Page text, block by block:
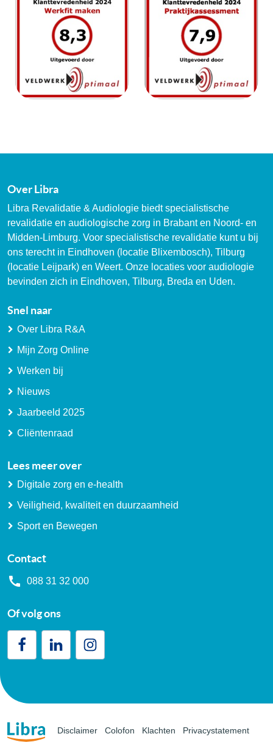
Over Libra
Libra Revalidatie & Audiologie biedt specialistische
revalidatie en audiologische zorg in Brabant en Noord- en
Midden-Limburg. Voor specialistische revalidatie kunt u bij
ons terecht in Eindhoven (locatie Blixembosch), Tilburg
(locatie Leijpark) en Weert. Onze locaties voor audiologie
bevinden zich in Eindhoven, Tilburg, Breda en Uden.
Snel naar
Over Libra R&A
Mijn Zorg Online
Werken bij
Nieuws
Jaarbeeld 2025
Cliëntenraad
Lees meer over
Digitale zorg en e-health
Veiligheid, kwaliteit en duurzaamheid
Sport en Bewegen
Contact
088 31 32 000
Of volg ons
Disclaimer Colofon Klachten
Privacystatement